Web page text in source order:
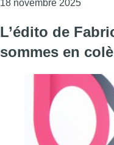
18 novembre 2025
L’édito de
sommes en